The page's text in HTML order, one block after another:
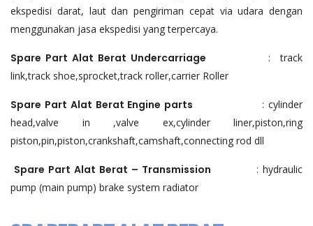
ekspedisi darat, laut dan pengiriman cepat via udara dengan
menggunakan jasa ekspedisi yang terpercaya.
Spare Part Alat Berat Undercarriage
: track
link,track shoe,sprocket,track roller,carrier Roller
Spare Part Alat Berat Engine parts
: cylinder
head,valve in ,valve ex,cylinder liner,piston,ring
piston,pin,piston,crankshaft,camshaft,connecting rod dll
Spare Part Alat Berat – Transmission
: hydraulic
pump (main pump) brake system radiator